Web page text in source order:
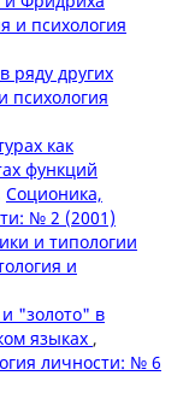
и психология
ряду других
психология
как
функций
Соционика,
№ 2 (2001)
и типологии
и
"золото" в
языках ,
личности: № 6